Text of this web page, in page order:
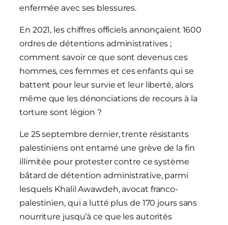
enfermée avec ses blessures.
En 2021, les chiffres officiels annonçaient 1600
ordres de détentions administratives ;
comment savoir ce que sont devenus ces
hommes, ces femmes et ces enfants qui se
battent pour leur survie et leur liberté, alors
même que les dénonciations de recours à la
torture sont légion ?
Le 25 septembre dernier, trente résistants
palestiniens ont entamé une grève de la fin
illimitée pour protester contre ce système
bâtard de détention administrative, parmi
lesquels Khalil Awawdeh, avocat franco-
palestinien, qui a lutté plus de 170 jours sans
nourriture jusqu’à ce que les autorités